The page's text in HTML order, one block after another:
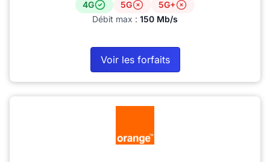
4G 5G
5G+
Débit max : 150 Mb/s
Voir les forfaits